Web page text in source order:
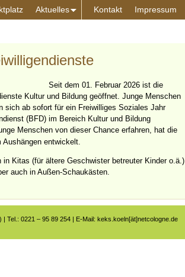
Aktuelles Kontakt Impressum
Seit dem 01. Februar 2026 ist die
Kultur und Bildung geöffnet. Junge Menschen
sich ab sofort für ein Freiwilliges Soziales Jahr
(BFD) im Bereich Kultur und Bildung
Menschen von dieser Chance erfahren, hat die
entwickelt.
Kitas (für ältere Geschwister betreuter Kinder o.ä.)
auch in Außen-Schaukästen.
Tel.: 0221 – 95 89 254 | E-Mail: keks.koeln[ät]netcologne.de